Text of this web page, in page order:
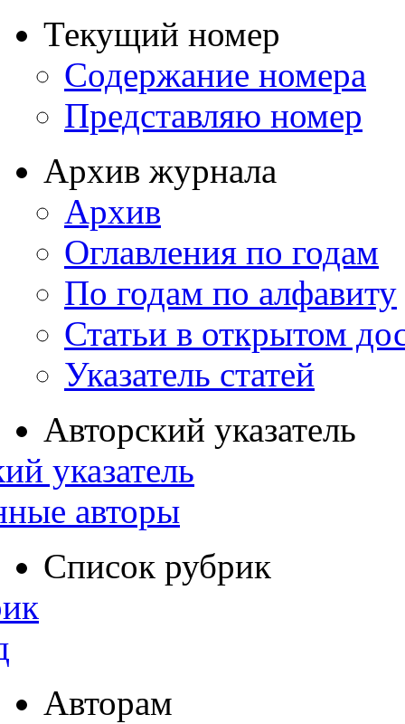
Текущий номер
Содержание номера
Представляю номер
Архив журнала
Архив
Оглавления по годам
По годам по алфавиту
Статьи в открытом
Указатель статей
Авторский указатель
указатель
авторы
Список рубрик
Авторам